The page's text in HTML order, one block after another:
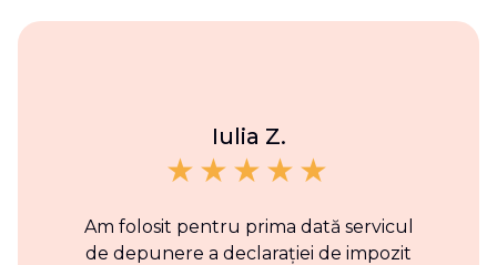
Iulia Z.
Am folosit pentru prima dată servicul
de depunere a declarației de impozit